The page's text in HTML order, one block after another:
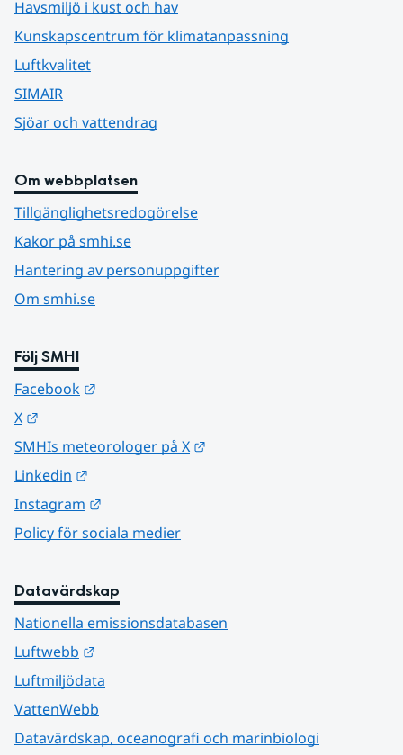
Havsmiljö i kust och hav
Kunskapscentrum för klimatanpassning
Luftkvalitet
SIMAIR
Sjöar och vattendrag
Om webbplatsen
Tillgänglighetsredogörelse
Kakor på smhi.se
Hantering av personuppgifter
Om smhi.se
Följ SMHI
Facebook
X
SMHIs meteorologer på X
Linkedin
Instagram
Policy för sociala medier
Datavärdskap
Nationella emissionsdatabasen
Luftwebb
Luftmiljödata
VattenWebb
Datavärdskap, oceanografi och marinbiologi